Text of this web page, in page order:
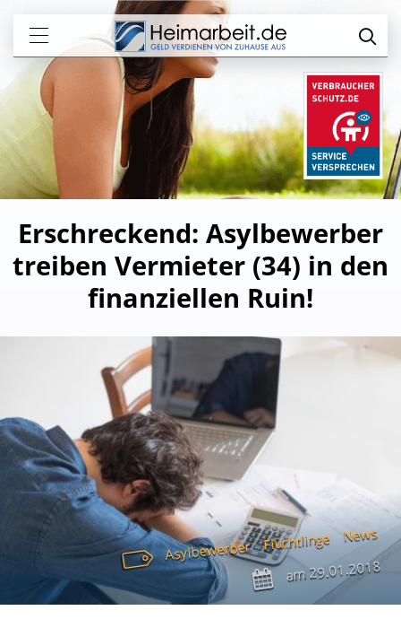
Erschreckend: Asylbewerber
treiben Vermieter (34) in den
finanziellen Ruin!
Asylbewerber Flüchtlinge News
am29.01.2018